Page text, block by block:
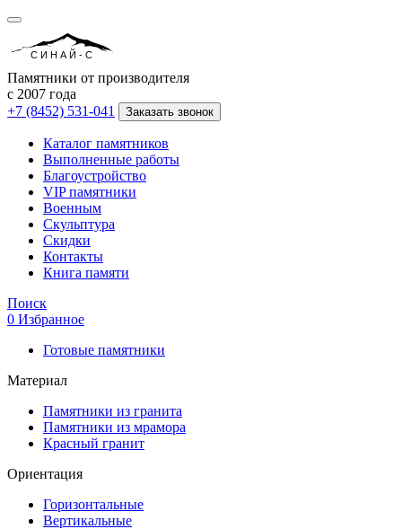
СИНАЙ-С
Памятники от производителя
с 2007 года
+7 (8452) 531-041
Заказать звонок
Каталог памятников
Выполненные работы
Благоустройство
VIP памятники
Военным
Скульптура
Скидки
Контакты
Книга памяти
Поиск
0 Избранное
Готовые памятники
Материал
Памятники из гранита
Памятники из мрамора
Красный гранит
Ориентация
Горизонтальные
Вертикальные